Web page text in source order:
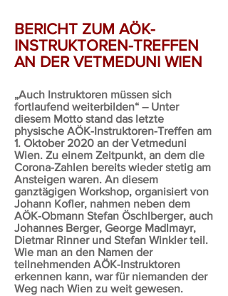
BERICHT ZUM AÖK-
INSTRUKTOREN-TREFFEN
AN DER VETMEDUNI WIEN
„Auch Instruktoren müssen sich
fortlaufend weiterbilden“ – Unter
diesem Motto stand das letzte
physische AÖK-Instruktoren-Treffen am
1. Oktober 2020 an der Vetmeduni
Wien. Zu einem Zeitpunkt, an dem die
Corona-Zahlen bereits wieder stetig am
Ansteigen waren. An diesem
ganztägigen Workshop, organisiert von
Johann Kofler, nahmen neben dem
AÖK-Obmann Stefan Öschlberger, auch
Johannes Berger, George Madlmayr,
Dietmar Rinner und Stefan Winkler teil.
Wie man an den Namen der
teilnehmenden AÖK-Instruktoren
erkennen kann, war für niemanden der
Weg nach Wien zu weit gewesen.